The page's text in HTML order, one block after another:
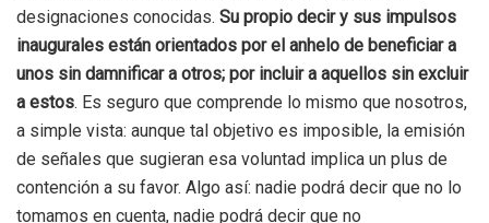
designaciones conocidas. Su propio decir y sus impulsos
inaugurales están orientados por el anhelo de beneficiar a
unos sin damnificar a otros; por incluir a aquellos sin excluir
a estos. Es seguro que comprende lo mismo que nosotros,
a simple vista: aunque tal objetivo es imposible, la emisión
de señales que sugieran esa voluntad implica un plus de
contención a su favor. Algo así: nadie podrá decir que no lo
tomamos en cuenta, nadie podrá decir que no